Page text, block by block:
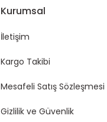
Kurumsal
İletişim
Kargo Takibi
Mesafeli Satış Sözleşmesi
Gizlilik ve Güvenlik